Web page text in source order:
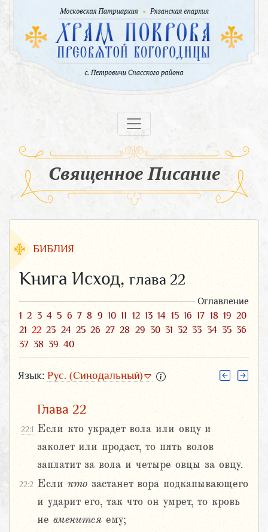
Священное Писание
БИБЛИЯ
Книга Исход, глава 22
Оглавление
1 2 3 4 5 6 7 8 9 10 11 12 13 14 15 16 17 18 19 20
21 22 23 24 25 26 27 28 29 30 31 32 33 34 35 36
37 38 39 40
Язык: Рус. (Синодальный)
Глава 22
22:1 Если кто украдет вола или овцу и
заколет или продаст, то пять волов
заплатит за вола и четыре овцы за овцу.
22:2 Если кто застанет вора подкапывающего
и ударит его, так что он умрет, то кровь
не вменится ему;